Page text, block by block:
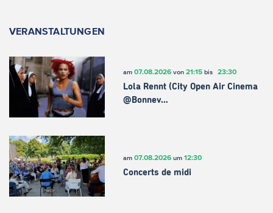
VERANSTALTUNGEN
am 07.08.2026von 21:15bis 23:30
Lola Rennt (City Open Air Cinema
@Bonnev…
am 07.08.2026um 12:30
Concerts de midi